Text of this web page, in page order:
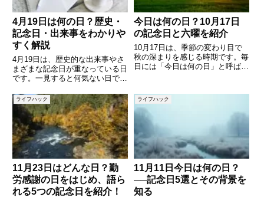
4月19日は何の日？歴史・
記念日・出来事をわかりや
すく解説
4月19日は、歴史的な出来事やさ
まざまな記念日が重なっている日
です。一見すると何気ない日です
来事が起きた日でもあり、知って
おくと日常の会話や雑学として役
立ちます。この記事では、4月19
日に関する記念日や歴史的出
今日は何の日？10月17日
の記念日と六曜を紹介
10月17日は、季節の変わり目で
秋の深まりを感じる時期です。毎
日には「今日は何の日」と呼ばれ
ができます。また、日本では冠婚
葬祭や日々の予定を決める際に
「六曜（ろくよう）」を気にする
ライフハック
11月23日はどんな日？勤
労感謝の日をはじめ、語ら
れる5つの記念日を紹介！
ライフハック
11月11日今日は何の日？
──記念日5選とその背景を
知る